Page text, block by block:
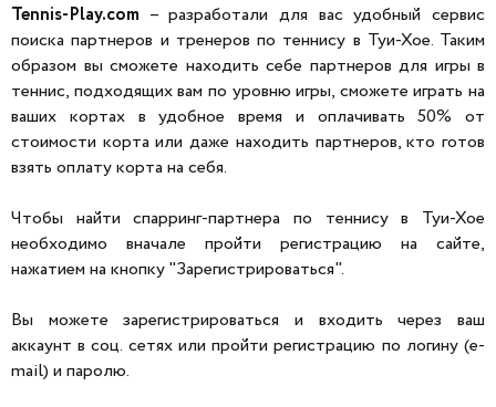
Tennis-Play.com – разработали для вас удобный сервис
поиска партнеров и тренеров по теннису в Туи-Хое. Таким
образом вы сможете находить себе партнеров для игры в
теннис, подходящих вам по уровню игры, сможете играть на
ваших кортах в удобное время и оплачивать 50% от
стоимости корта или даже находить партнеров, кто готов
взять оплату корта на себя.
Чтобы найти спарринг-партнера по теннису в Туи-Хое
необходимо вначале пройти регистрацию на сайте,
нажатием на кнопку "Зарегистрироваться".
Вы можете зарегистрироваться и входить через ваш
аккаунт в соц. сетях или пройти регистрацию по логину (e-
mail) и паролю.